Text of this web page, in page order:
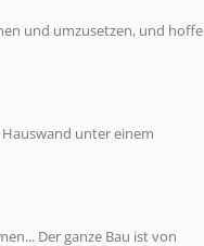
und umzusetzen, und hoffe
unter einem
Der ganze Bau ist von